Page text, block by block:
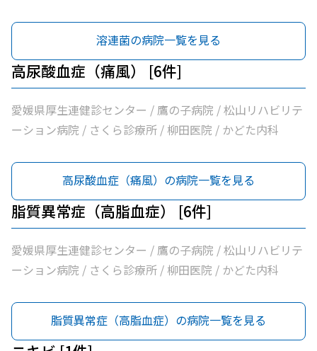
溶連菌の病院一覧を見る
高尿酸血症（痛風） [6件]
愛媛県厚生連健診センター / 鷹の子病院 / 松山リハビリテ
ーション病院 / さくら診療所 / 柳田医院 / かどた内科
高尿酸血症（痛風）の病院一覧を見る
脂質異常症（高脂血症） [6件]
愛媛県厚生連健診センター / 鷹の子病院 / 松山リハビリテ
ーション病院 / さくら診療所 / 柳田医院 / かどた内科
脂質異常症（高脂血症）の病院一覧を見る